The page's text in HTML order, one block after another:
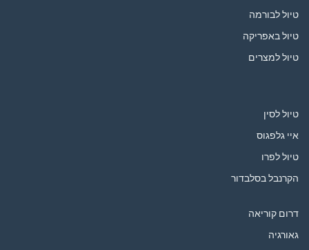
טיול לבורמה
טיול באפריקה
טיול למצרים
טיול לסין
איי גלפגוס
טיול לפרו
הקרנבל בסלבדור
דרום קוריאה
גאורגיה